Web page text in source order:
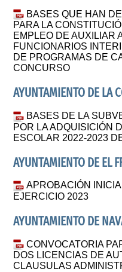
BASES QUE HAN
PARA LA
EMPLEO DE AUXILIAR
FUNCIONARIOS
DE PROGRAMAS DE
CONCURSO
AYUNTAMIENTO DE LA
BASES DE LA
POR LA ADQUISICIÓN
ESCOLAR 2022-2023
AYUNTAMIENTO DE EL
APROBACIÓN
EJERCICIO 2023
AYUNTAMIENTO DE
CONVOCATORIA
DOS LICENCIAS DE
CLAUSULAS